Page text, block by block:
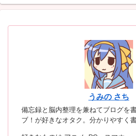
うみの さち
備忘録と脳内整理を兼ねてブログを
ブ！が好きなオタク。分かりやすく